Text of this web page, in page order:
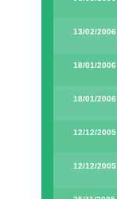
13/02/2006
18/01/2006
18/01/2006
12/12/2005
12/12/2005